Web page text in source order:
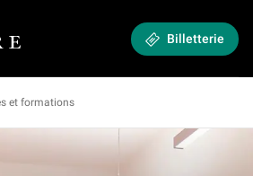
Billetterie
et formations
du "Studio", réservées aux groupes et